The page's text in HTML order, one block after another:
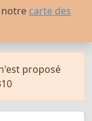
notre carte des
proposé